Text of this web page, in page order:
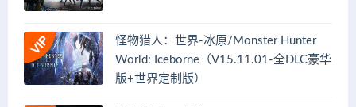
怪物猎人：世界-冰原/Monster Hunter
World: Iceborne（V15.11.01-全DLC豪华
版+世界定制版）